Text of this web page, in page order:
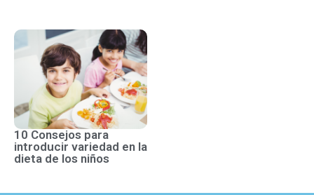
10 Consejos para
introducir variedad en la
dieta de los niños